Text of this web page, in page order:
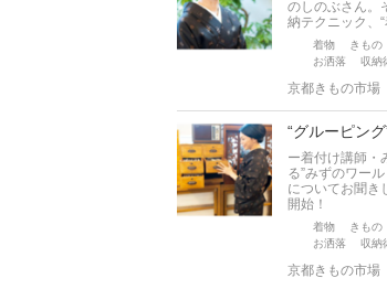
のしのぶさん。
納テクニック、
着物 きもの
お洒落
収納
京都きもの市場
“グルーピン
ー着付け講師・
る”みずのワー
についてお聞き
開始！
着物 きもの
お洒落
収納
京都きもの市場